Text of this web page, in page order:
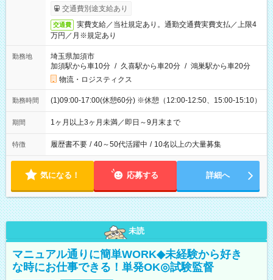
交通費別途支給あり
交通費
実費支給／当社規定あり。通勤交通費実費支払／上限4
万円／月※規定あり
勤務地
埼玉県加須市
加須駅から車10分 / 久喜駅から車20分 / 鴻巣駅から車20分
物流・ロジスティクス
勤務時間 (1)09:00-17:00(休憩60分) ※休憩（12:00-12:50、15:00-15:10）
期間 1ヶ月以上3ヶ月未満／即日～9月末まで
特徴 履歴書不要 / 40～50代活躍中 / 10名以上の大量募集
気になる！ 応募する 詳細へ
未読
マニュアル通りに簡単WORK◆未経験から好き
な時にお仕事できる！単発OK◎試験監督